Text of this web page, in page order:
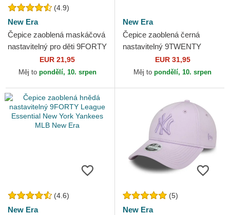
(4.9)
New Era
Čepice zaoblená maskáčová
nastavitelný pro děti 9FORTY
League Essential New York
Yankees MLB New Era
EUR 21,95
Měj to pondělí, 10. srpen
New Era
Čepice zaoblená černá
nastavitelný 9TWENTY
Broderie New York Yankees
MLB New Era
EUR 31,95
Měj to pondělí, 10. srpen
(4.6)
New Era
(5)
New Era